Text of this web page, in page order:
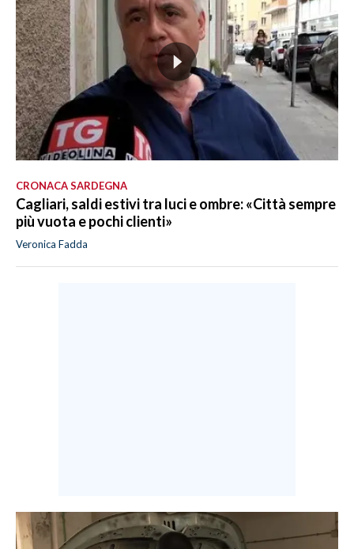
CRONACA SARDEGNA
Cagliari, saldi estivi tra luci e ombre: «Città sempre
più vuota e pochi clienti»
Veronica Fadda